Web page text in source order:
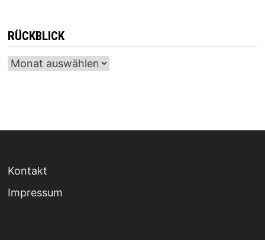
RÜCKBLICK
Archiv
Kontakt
Impressum